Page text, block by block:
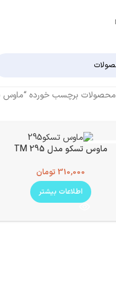
محصولات برچسب خورده “ماوس TM 295”
ناموجود
ماوس تسکو مدل TM 295
310,000 تومان
اطلاعات بیشتر